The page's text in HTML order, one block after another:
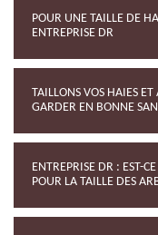
POUR UNE TAILLE DE
ENTREPRISE DR
TAILLONS VOS HAIES
GARDER EN BONNE
ENTREPRISE DR : EST-
POUR LA TAILLE DES